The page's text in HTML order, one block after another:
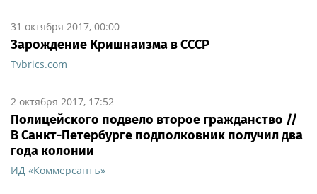
31 октября 2017, 00:00
Зарождение Кришнаизма в СССР
Tvbrics.com
2 октября 2017, 17:52
Полицейского подвело второе гражданство //
В Санкт-Петербурге подполковник получил два
года колонии
ИД «Коммерсантъ»